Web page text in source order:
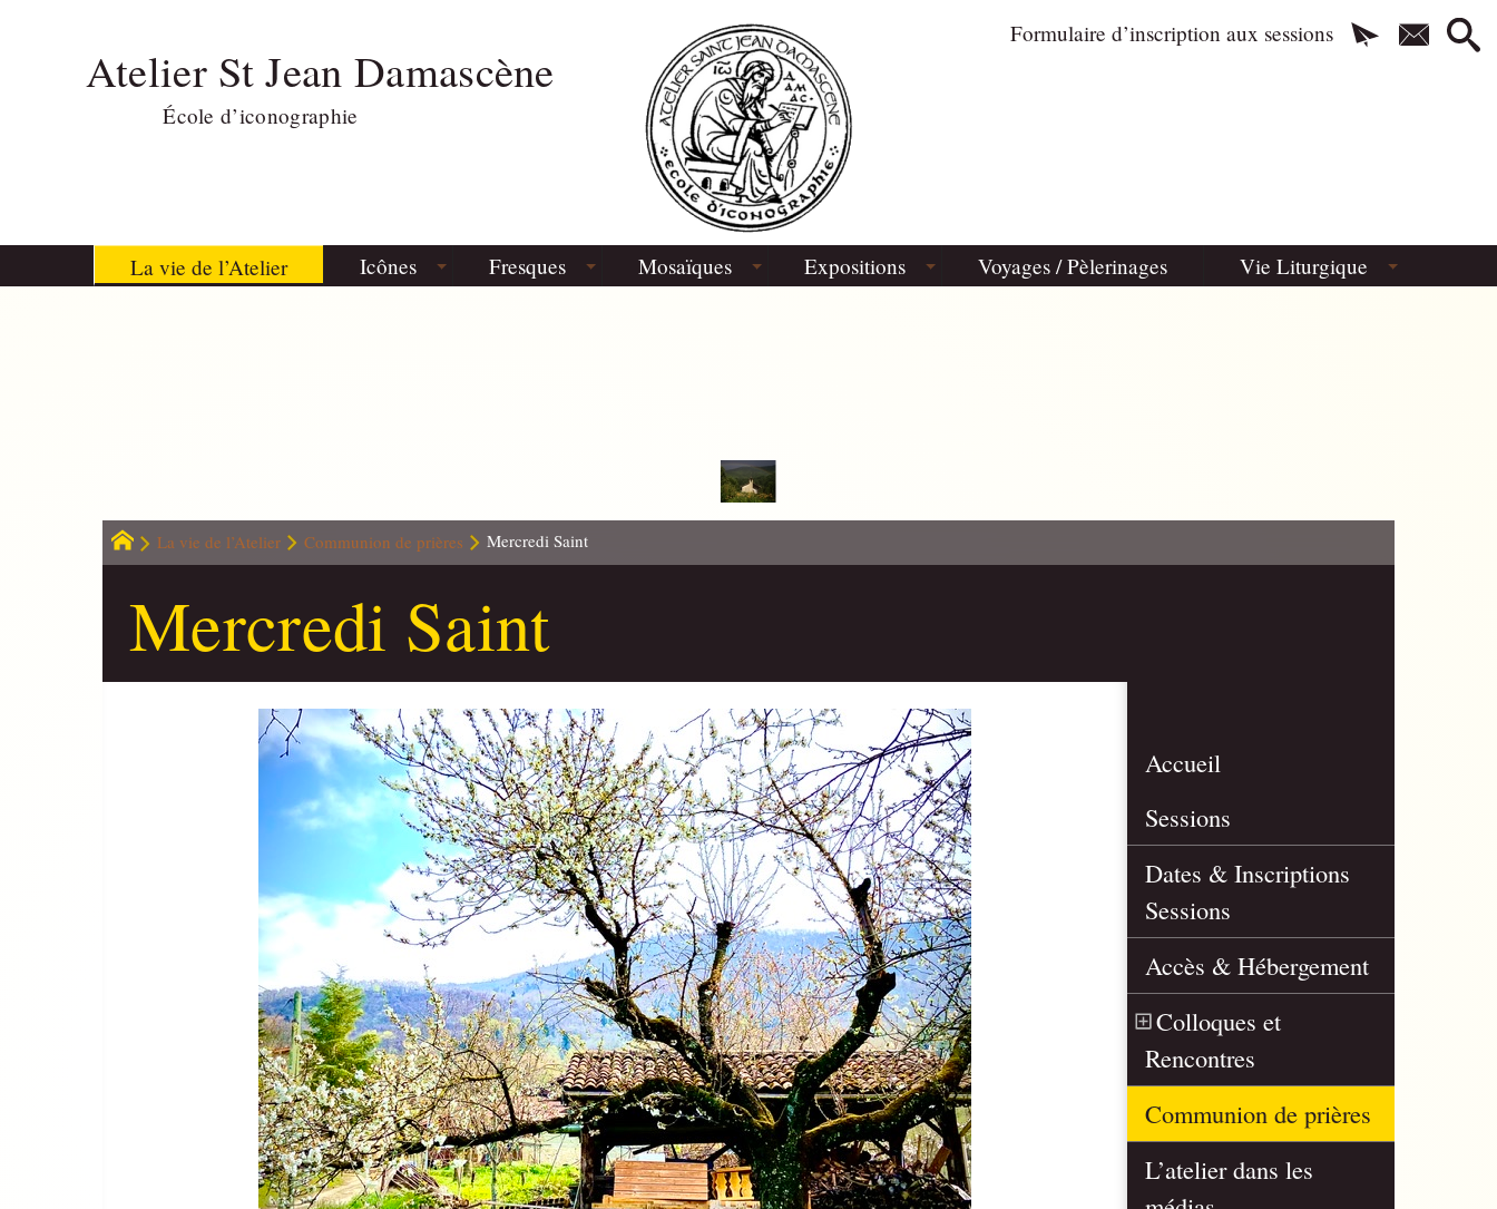
Formulaire d’inscription aux sessions
Atelier St Jean Damascène
École d’iconographie
La vie de l’Atelier Icônes Fresques Mosaïques Expositions Voyages / Pèlerinages Vie Liturgique
La vie de l’Atelier Communion de prières Mercredi Saint
Mercredi Saint
Accueil
Sessions
Dates & Inscriptions
Sessions
Accès & Hébergement
Colloques et
Rencontres
Communion de prières
L’atelier dans les